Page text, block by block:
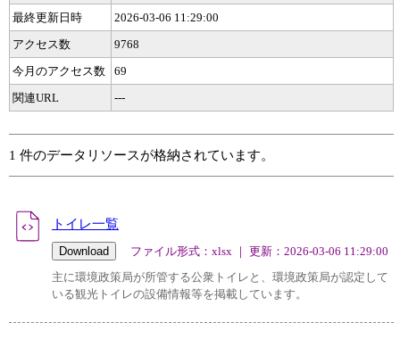
最終更新日時
2026-03-06 11:29:00
アクセス数
9768
今月のアクセス数
69
関連URL
---
1 件のデータリソースが格納されています。
トイレ一覧
ファイル形式：xlsx ｜ 更新：2026-03-06 11:29:00
主に環境政策局が所管する公衆トイレと、環境政策局が認定して
いる観光トイレの設備情報等を掲載しています。